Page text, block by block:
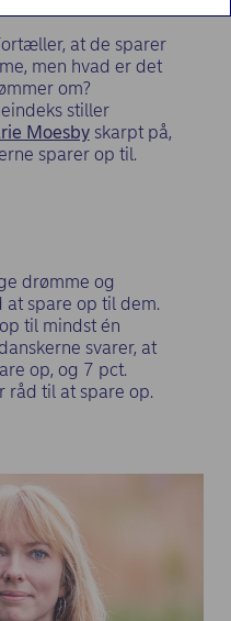
at de sparer
men hvad er det
om?
stiller
Moesbyskarpt på,
sparer op til.
drømme og
spare op til dem.
til mindst én
svarer, at
op, og 7 pct.
råd til at spare op.